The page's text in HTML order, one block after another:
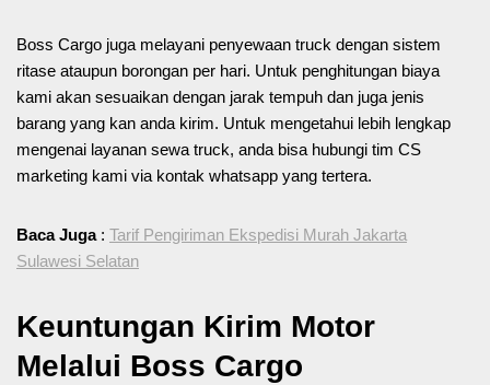
Boss Cargo juga melayani penyewaan truck dengan sistem
ritase ataupun borongan per hari. Untuk penghitungan biaya
kami akan sesuaikan dengan jarak tempuh dan juga jenis
barang yang kan anda kirim. Untuk mengetahui lebih lengkap
mengenai layanan sewa truck, anda bisa hubungi tim CS
marketing kami via kontak whatsapp yang tertera.
Baca Juga: Tarif Pengiriman Ekspedisi Murah Jakarta
Sulawesi Selatan
Keuntungan Kirim Motor
Melalui Boss Cargo